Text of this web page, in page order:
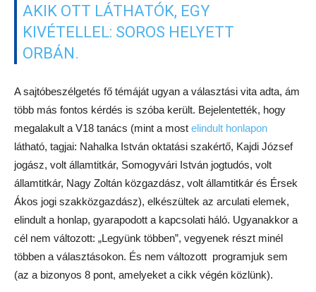
függetlenként induló Márki-Zay Péter fórumán. A jelöltet
„mindazon pártok, erők támogatják, amelyeknek a vezetőit
vitára várjuk” – fogalmazott Bod.
BALÁZS PÉTER AZT MONDTA, HOGY
AKÁR EGY KONKRÉT
MINISZTERELNÖK-JELÖLT MELLÉ IS
KÉSZEK ODAÁLLNI.
A Független Hírügynökség kérdésére, hogy akkor is így
tesznek-e, ha az adott körzetben a legesélyesebb jelölt egy
jobbikos, Balázs azt mondta, hogy „Nem zárjuk ki”. Bod Péter
Ákos pedig emlékeztetett a V18-ak 8 pontjára, amelyet, ha a
jelölt oszt, akkor támogatnák, ha viszont nem, akkor a válasz
is nem a kérdésre. Balázs Péter példaként említette, hogy